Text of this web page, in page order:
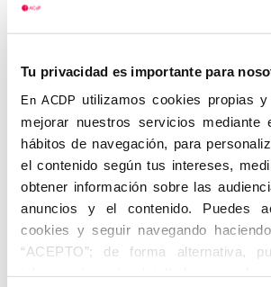
Tu privacidad es importante para
En ACDP utilizamos cookies propias
mejorar nuestros servicios mediante
hábitos de navegación, para
el contenido según tus intereses,
obtener información sobre las
anuncios y el contenido. Puedes
cookies y seguir navegando
“ACEPTO”; de forma alternativa,
información más detallada y
...
292 293 ... 299
Categorías
Cedinfor
Centros